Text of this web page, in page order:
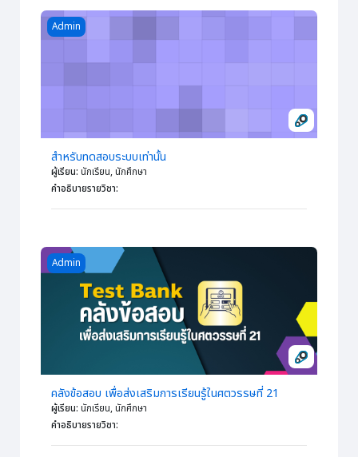
Course image สำหรับทดสอบระบบเท่านั้น
Admin
สำหรับทดสอบระบบเท่านั้น
ผู้เรียน: นักเรียน, นักศึกษา
คำอธิบายรายวิชา:
Course image คลังข้อสอบ เพื่อส่งเสริมการเรียนรู้ในศตวรรษที่ 21
Admin
คลังข้อสอบ เพื่อส่งเสริมการเรียนรู้ในศตวรรษที่ 21
ผู้เรียน: นักเรียน, นักศึกษา
คำอธิบายรายวิชา: